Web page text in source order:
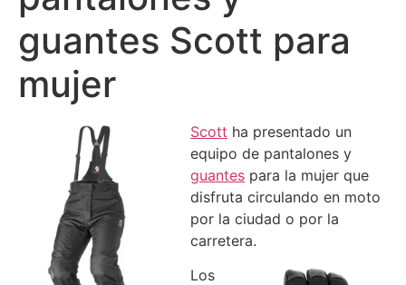
guantes Scott para
mujer
Scott ha presentado un
equipo de pantalones y
guantes para la mujer que
disfruta circulando en moto
por la ciudad o por la
carretera.
Los